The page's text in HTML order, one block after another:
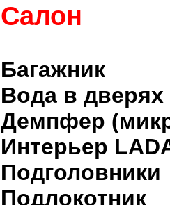
Салон
Багажник
Вода в дверях
Демпфер
Интерьер
Подголовники
Подлокотник